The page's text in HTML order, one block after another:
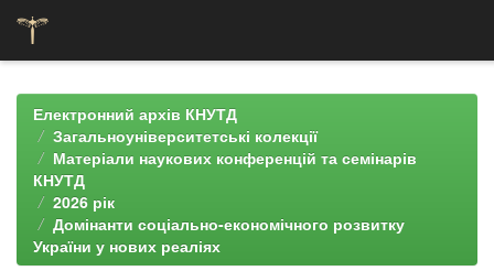
navigationЕлектронний архів КНУТД
Загальноуніверситетські колекції
Матеріали наукових конференцій та семінарів
КНУТД
2026 рік
Домінанти соціально-економічного розвитку
України у нових реаліях